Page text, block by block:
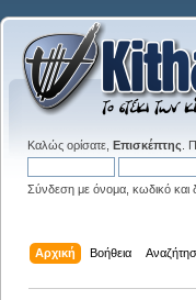
Καλώς ορίσατε, Επισκέπτης .
Σύνδεση με όνομα, κωδικό και
Αρχική Βοήθεια